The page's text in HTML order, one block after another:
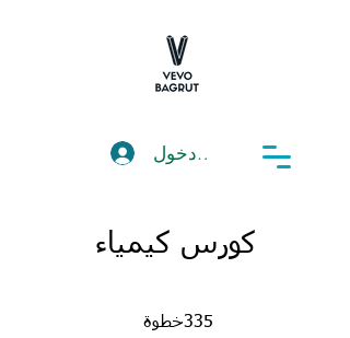
تسجيل دخول
كورس كيمياء
335خطوة